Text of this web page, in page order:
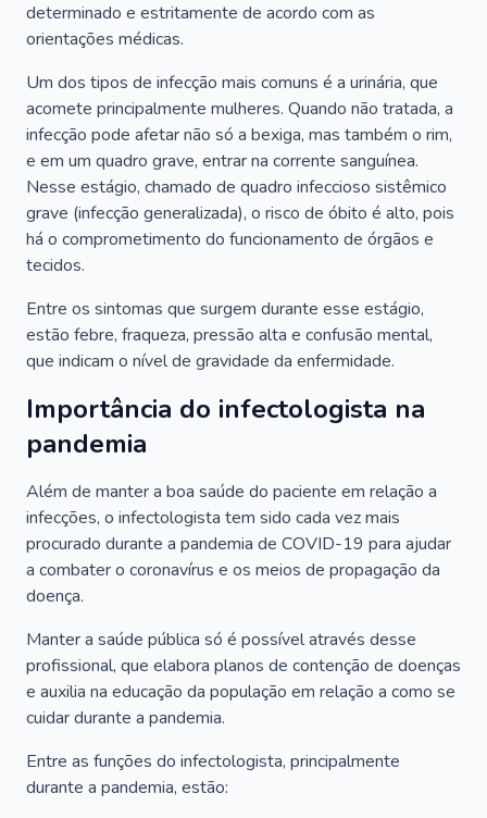
determinado e estritamente de acordo com as
orientações médicas.
Um dos tipos de infecção mais comuns é a urinária, que
acomete principalmente mulheres. Quando não tratada, a
infecção pode afetar não só a bexiga, mas também o rim,
e em um quadro grave, entrar na corrente sanguínea.
Nesse estágio, chamado de quadro infeccioso sistêmico
grave (infecção generalizada), o risco de óbito é alto, pois
há o comprometimento do funcionamento de órgãos e
tecidos.
Entre os sintomas que surgem durante esse estágio,
estão febre, fraqueza, pressão alta e confusão mental,
que indicam o nível de gravidade da enfermidade.
Importância do infectologista na
pandemia
Além de manter a boa saúde do paciente em relação a
infecções, o infectologista tem sido cada vez mais
procurado durante a pandemia de COVID-19 para ajudar
a combater o coronavírus e os meios de propagação da
doença.
Manter a saúde pública só é possível através desse
profissional, que elabora planos de contenção de doenças
e auxilia na educação da população em relação a como se
cuidar durante a pandemia.
Entre as funções do infectologista, principalmente
durante a pandemia, estão: